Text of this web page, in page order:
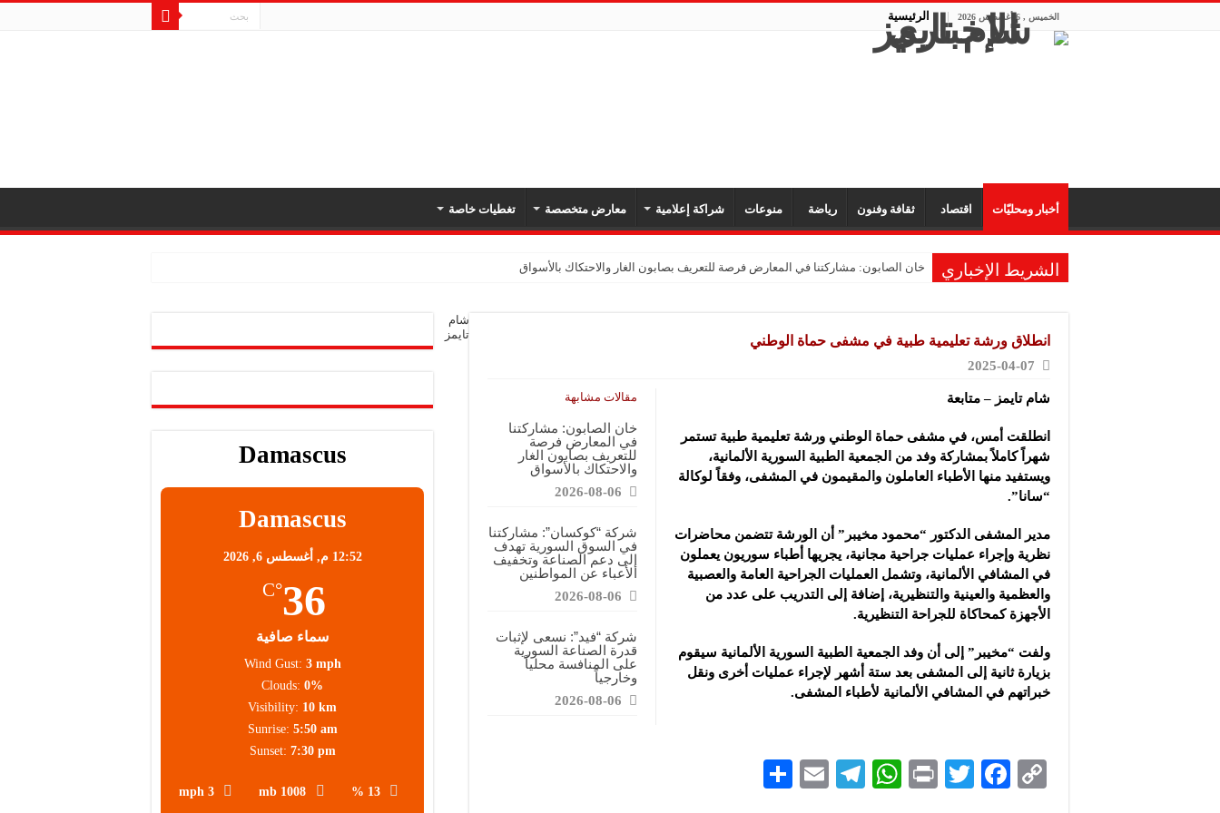
الخميس , 6 أغسطس 2026 الرئيسية
أخبار ومحليّات اقتصاد ثقافة وفنون رياضة منوعات شراكة إعلامية معارض متخصصة تغطيات خاصة
الشريط الإخباري خان الصابون: مشاركتنا في المعارض فرصة للتعريف بصابون الغار والاحتكاك بالأسواق
انطلاق ورشة تعليمية طبية في مشفى حماة الوطني
2025-04-07
مقالات مشابهة
خان الصابون: مشاركتنا
في المعارض فرصة
للتعريف بصابون الغار
والاحتكاك بالأسواق
2026-08-06
شركة “كوكسان”: مشاركتنا
في السوق السورية تهدف
إلى دعم الصناعة وتخفيف
الأعباء عن المواطنين
2026-08-06
شركة “فيد”: نسعى لإثبات
قدرة الصناعة السورية
على المنافسة محلياً
وخارجياً
2026-08-06
شام تايمز – متابعة
انطلقت أمس، في مشفى حماة الوطني ورشة تعليمية طبية تستمر
شهراً كاملاً بمشاركة وفد من الجمعية الطبية السورية الألمانية،
ويستفيد منها الأطباء العاملون والمقيمون في المشفى، وفقاً لوكالة
“سانا”.
مدير المشفى الدكتور “محمود مخيبر” أن الورشة تتضمن محاضرات
نظرية وإجراء عمليات جراحية مجانية، يجريها أطباء سوريون يعملون
في المشافي الألمانية، وتشمل العمليات الجراحية العامة والعصبية
والعظمية والعينية والتنظيرية، إضافة إلى التدريب على عدد من
الأجهزة كمحاكاة للجراحة التنظيرية.
ولفت “مخيبر” إلى أن وفد الجمعية الطبية السورية الألمانية سيقوم
بزيارة ثانية إلى المشفى بعد ستة أشهر لإجراء عمليات أخرى ونقل
خبراتهم في المشافي الألمانية لأطباء المشفى.
C
F
T
P
W
Te
E
Damascus
Damascus
12:52 م, أغسطس 6, 2026
36
°C
سماء صافية
13 %
1008 mb
3 mph
Wind Gust: 3 mph
Clouds: 0%
Visibility: 10 km
Sunrise: 5:50 am
Sunset: 7:30 pm
شام
تايمز